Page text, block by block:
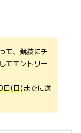
て、競技にチ
てエントリー
日(日)までに送